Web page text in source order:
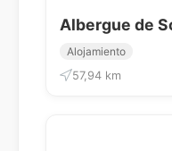
Albergue de
Alojamiento
57,94 km